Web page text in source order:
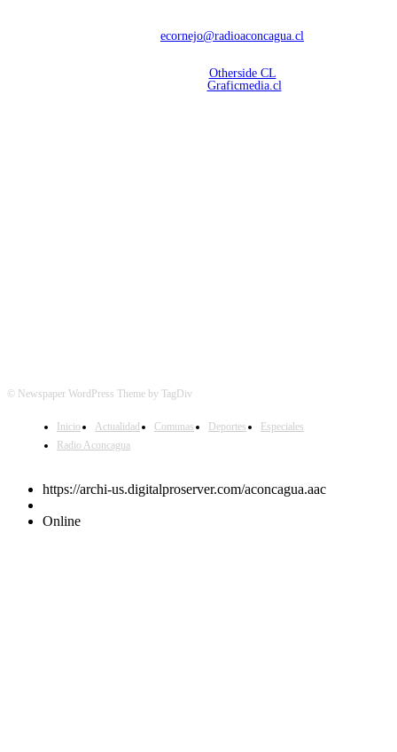
ecornejo@radioaconcagua.cl
Otherside CL
Graficmedia.cl
© Newspaper WordPress Theme by TagDiv
Inicio Actualidad Comunas Deportes
Especiales
Radio Aconcagua
https://archi-us.digitalproserver.com/aconcagua.aac
Online